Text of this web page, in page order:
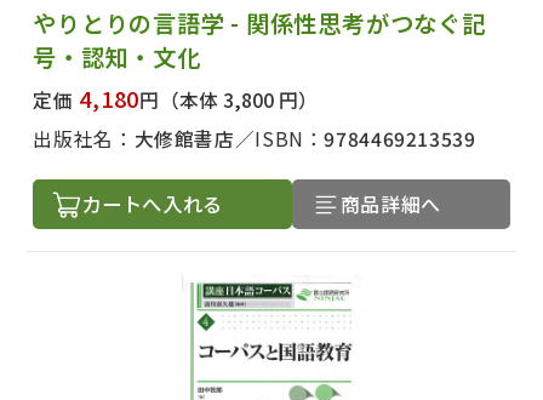
やりとりの言語学 - 関係性思考がつなぐ記
号・認知・文化
定価 4,180円 （本体 3,800 円）
出版社名： 大修館書店 ISBN：9784469213539
カートへ入れる 商品詳細へ